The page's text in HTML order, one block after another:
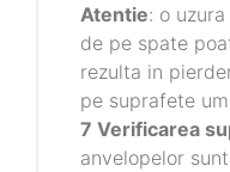
Atentie: o
de pe spate
rezulta in
pe suprafete
7 Verificarea
anvelopelor